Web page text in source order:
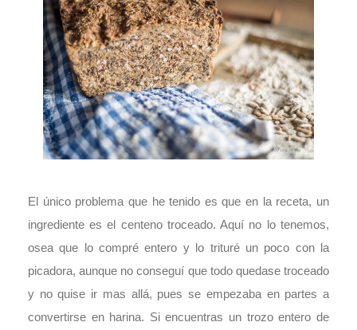
El único problema que he tenido es que en la receta, un
ingrediente es el centeno troceado. Aquí no lo tenemos,
osea que lo compré entero y lo trituré un poco con la
picadora, aunque no conseguí que todo quedase troceado
y no quise ir mas allá, pues se empezaba en partes a
convertirse en harina. Si encuentras un trozo entero de